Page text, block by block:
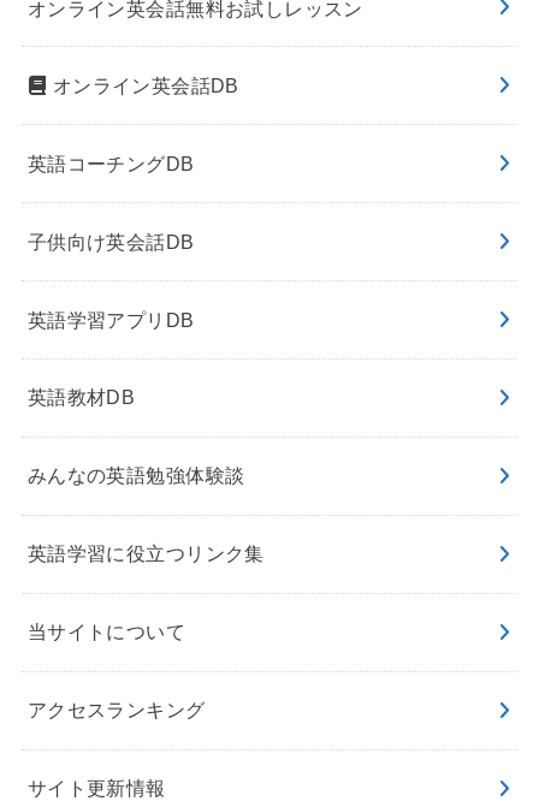
オンライン英会話無料お試しレッスン
オンライン英会話DB
英語コーチングDB
子供向け英会話DB
英語学習アプリDB
英語教材DB
みんなの英語勉強体験談
英語学習に役立つリンク集
当サイトについて
アクセスランキング
サイト更新情報